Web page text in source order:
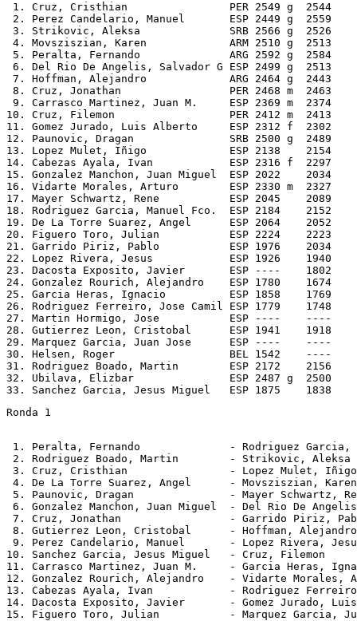
1. Cruz, Cristhian                PER 2549 g  2544
2. Perez Candelario, Manuel       ESP 2449 g  2559
3. Strikovic, Aleksa              SRB 2566 g  2526
4. Movsziszian, Karen             ARM 2510 g  2513
5. Peralta, Fernando              ARG 2592 g  2584
6. Del Rio De Angelis, Salvador G ESP 2499 g  2513
7. Hoffman, Alejandro             ARG 2464 g  2443
8. Cruz, Jonathan                 PER 2468 m  2463
9. Carrasco Martinez, Juan M.     ESP 2369 m  2374
10. Cruz, Filemon                  PER 2412 m  2413
11. Gomez Jurado, Luis Alberto     ESP 2312 f  2302
12. Paunovic, Dragan               SRB 2500 g  2489
13. Lopez Mulet, Iñigo             ESP 2138    2154
14. Cabezas Ayala, Ivan            ESP 2316 f  2297
15. Gonzalez Manchon, Juan Miguel  ESP 2022    2034
16. Vidarte Morales, Arturo        ESP 2330 m  2327
17. Mayer Schwartz, Rene           ESP 2045    2089
18. Rodriguez Garcia, Manuel Fco.  ESP 2184    2152
19. De La Torre Suarez, Angel      ESP 2064    2052
20. Figuero Toro, Julian           ESP 2224    2223
21. Garrido Piriz, Pablo           ESP 1976    2034
22. Lopez Rivera, Jesus            ESP 1926    1940
23. Dacosta Exposito, Javier       ESP ----    1802
24. Gonzalez Rourich, Alejandro    ESP 1780    1674
25. Garcia Heras, Ignacio          ESP 1858    1769
26. Rodriguez Ferreiro, Jose Camil ESP 1779    1748
27. Martin Hormigo, Jose           ESP ----    ----
28. Gutierrez Leon, Cristobal      ESP 1941    1918
29. Marquez Garcia, Juan Jose      ESP ----    ----
30. Helsen, Roger                  BEL 1542    ----
31. Rodriguez Boado, Martin        ESP 2172    2156
32. Ubilava, Elizbar               ESP 2487 g  2500
Ronda 1
1. Peralta, Fernando              - Rodriguez Garcia,
2. Rodriguez Boado, Martin        - Strikovic,
3. Cruz, Cristhian                - Lopez Mulet,
4. De La Torre Suarez, Angel      - Movsziszian,
5. Paunovic, Dragan               - Mayer Schwartz,
6. Gonzalez Manchon, Juan Miguel  - Del Rio De
7. Cruz, Jonathan                 - Garrido Piriz,
8. Gutierrez Leon, Cristobal      - Hoffman,
9. Perez Candelario, Manuel       - Lopez Rivera,
10. Sanchez Garcia, Jesus Miguel   - Cruz,
11. Carrasco Martinez, Juan M.     - Garcia Heras,
12. Gonzalez Rourich, Alejandro    - Vidarte
13. Cabezas Ayala, Ivan            - Rodriguez
14. Dacosta Exposito, Javier       - Gomez Jurado,
15. Figuero Toro, Julian           - Marquez Garcia,